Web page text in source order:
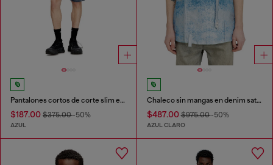
Pantalones cortos de corte slim en JoggJeans tratados
$187.00 $375.00-50%
AZUL
Chaleco sin mangas en denim satinado de color
$487.00$975.00-50%
AZUL CLARO